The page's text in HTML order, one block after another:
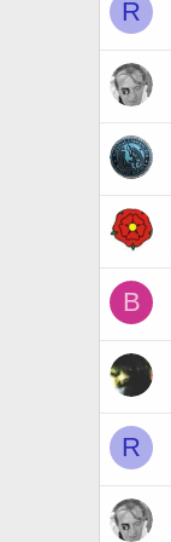
R
B
R